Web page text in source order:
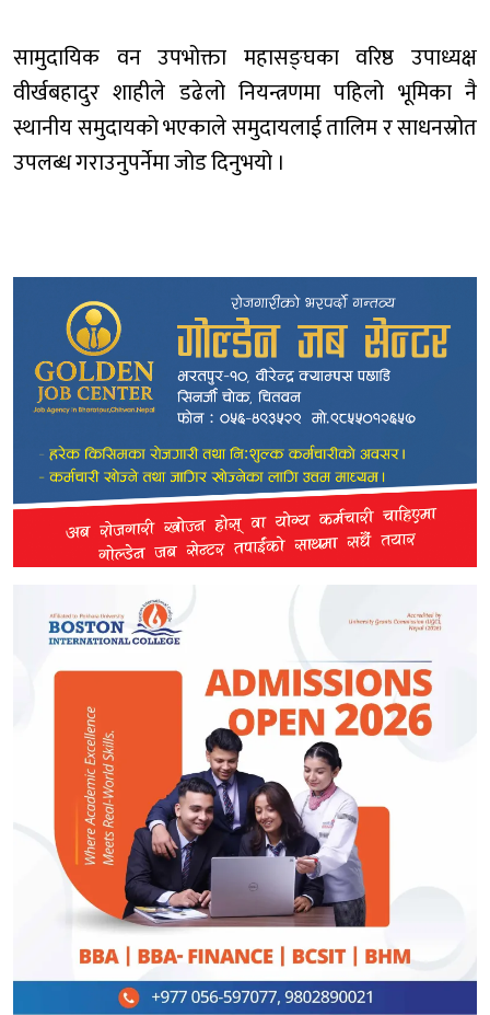
सामुदायिक वन उपभोक्ता महासङ्घका वरिष्ठ उपाध्यक्ष
वीर्खबहादुर शाहीले डढेलो नियन्त्रणमा पहिलो भूमिका नै
स्थानीय समुदायको भएकाले समुदायलाई तालिम र साधनस्रोत
उपलब्ध गराउनुपर्नेमा जोड दिनुभयो ।